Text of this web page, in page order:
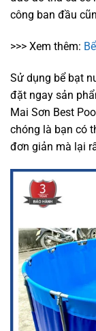
công ban đầu
>>> Xem thêm:
Sử dụng bể bạt
đặt ngay sản
Mai Sơn Best
chóng là bạn có
đơn giản mà lại